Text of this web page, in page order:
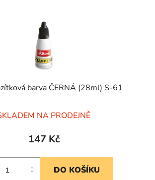
barva ČERNÁ (28ml) S-61
hodnocení
produktu
5,0
NA PRODEJNĚ
147 Kč
DO KOŠÍKU